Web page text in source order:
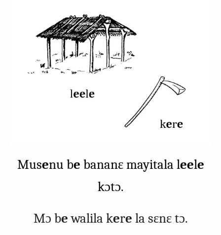
Musenu be bananɛ mayitala leele
kɔtɔ.
Mɔ bewalila kere la sɛnɛ tɔ.